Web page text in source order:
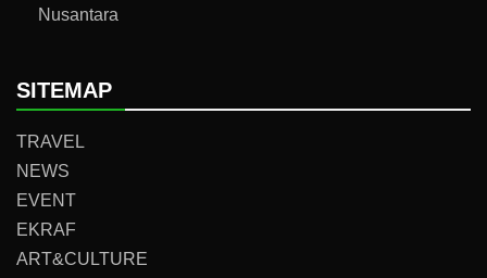
Nusantara
SITEMAP
TRAVEL
NEWS
EVENT
EKRAF
ART&CULTURE